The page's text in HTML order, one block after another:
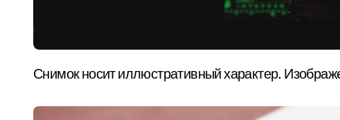
Снимок носит иллюстративный характер.